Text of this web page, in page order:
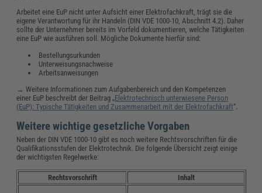
Arbeitet eine EuP nicht unter Aufsicht einer Elektrofachkraft, trägt sie die
eigene Verantwortung für ihr Handeln (DIN VDE 1000-10, Abschnitt 4.2). Daher
sollte der Unternehmer bereits im Vorfeld dokumentieren, welche Tätigkeiten
eine EuP wie ausführen soll. Mögliche Dokumente hierfür sind:
Bestellungsurkunden
Unterweisungsnachweise
Arbeitsanweisungen
→ Weitere Informationen zum Aufgabenbereich und den Kompetenzen
einer EuP beschreibt der Beitrag „Elektrotechnisch unterwiesene Person
(EuP): Typische Tätigkeiten und Zusammenarbeit mit der Elektrofachkraft“.
Weitere wichtige gesetzliche Vorgaben
Neben der DIN VDE 1000-10 gibt es noch weitere Rechtsvorschriften für die
Qualifikationsstufen der Elektrotechnik. Die folgende Übersicht zeigt einige
der wichtigsten Regelwerke:
Rechtsvorschrift Inhalt